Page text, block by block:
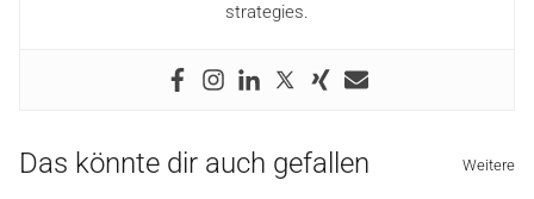
strategies.
Das könnte dir auch gefallen Weitere